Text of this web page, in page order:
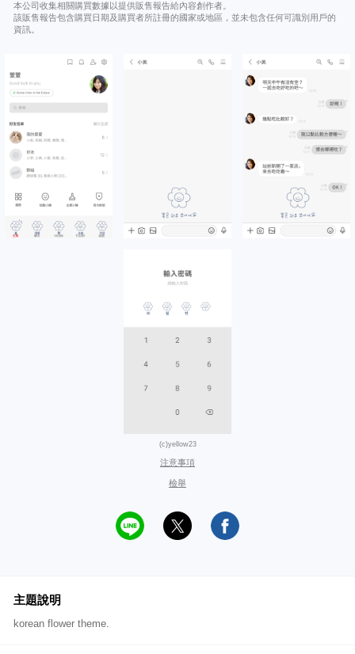
本公司收集相關購買數據以提供販售報告給內容創作者。
該販售報告包含購買日期及購買者所註冊的國家或地區，並未包含任何可識別用戶的
資訊。
(c)yellow23
注意事項
檢舉
主題說明
korean flower theme.